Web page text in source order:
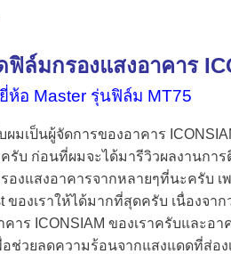
ฟิล์มกรองแสงอาคาร
ห้อ Master รุ่นฟิล์ม MT75
ผมเป็นผู้จัดการของอาคาร
รับ ก่อนที่ผมจะได้มารีวิวผลงานกา
องแสงอาคารจากหลายๆที่นะครับ
ของเราให้ได้มากที่สุดครับ เนื่องจา
คาร ICONSIAM ของเราครับและอ
อช่วยลดความร้อนจากแสงแดดที่ส่อ